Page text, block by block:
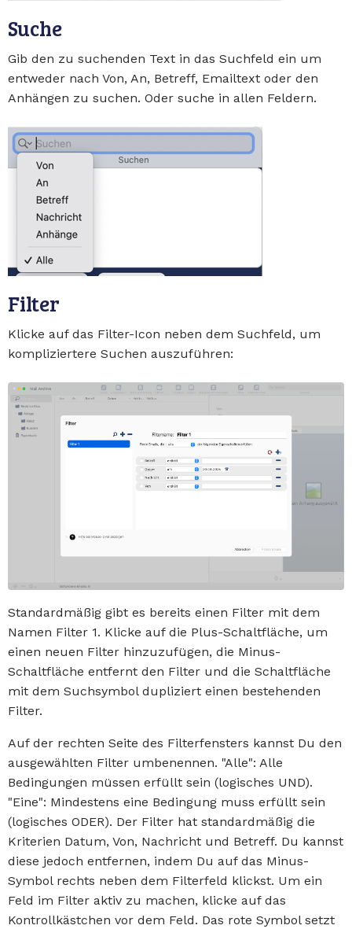
Suche
Gib den zu suchenden Text in das Suchfeld ein um
entweder nach Von, An, Betreff, Emailtext oder den
Anhängen zu suchen. Oder suche in allen Feldern.
Filter
Klicke auf das Filter-Icon neben dem Suchfeld, um
kompliziertere Suchen auszuführen:
Standardmäßig gibt es bereits einen Filter mit dem
Namen Filter 1. Klicke auf die Plus-Schaltfläche, um
einen neuen Filter hinzuzufügen, die Minus-
Schaltfläche entfernt den Filter und die Schaltfläche
mit dem Suchsymbol dupliziert einen bestehenden
Filter.
Auf der rechten Seite des Filterfensters kannst Du den
ausgewählten Filter umbenennen. "Alle": Alle
Bedingungen müssen erfüllt sein (logisches UND).
"Eine": Mindestens eine Bedingung muss erfüllt sein
(logisches ODER). Der Filter hat standardmäßig die
Kriterien Datum, Von, Nachricht und Betreff. Du kannst
diese jedoch entfernen, indem Du auf das Minus-
Symbol rechts neben dem Filterfeld klickst. Um ein
Feld im Filter aktiv zu machen, klicke auf das
Kontrollkästchen vor dem Feld. Das rote Symbol setzt